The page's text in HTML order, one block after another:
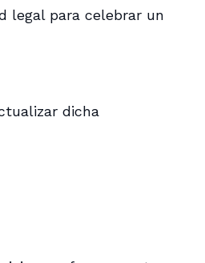
legal para celebrar un
dicha